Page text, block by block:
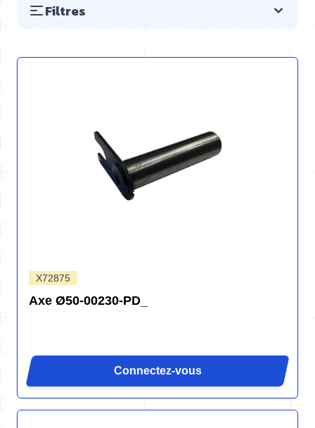
Filtres
X72875
Axe Ø50-00230-PD_
Connectez-vous